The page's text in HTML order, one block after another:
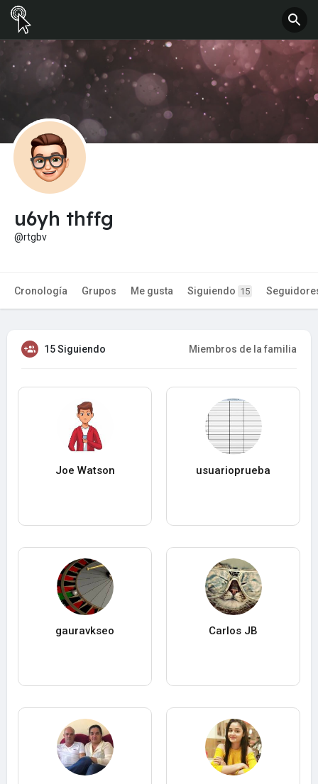
u6yh thffg
@rtgbv
Cronología Grupos Me gusta Siguiendo 15
15 Siguiendo Miembros de la familia
Joe Watson usuarioprueba
gauravkseo Carlos JB